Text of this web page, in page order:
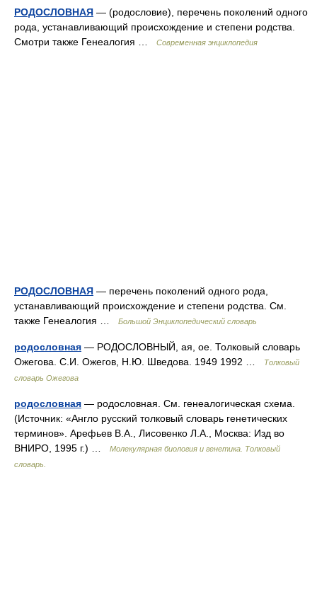
РОДОСЛОВНАЯ — (родословие), перечень поколений одного
рода, устанавливающий происхождение и степени родства.
Смотри также Генеалогия …
Современная энциклопедия
РОДОСЛОВНАЯ — перечень поколений одного рода,
устанавливающий происхождение и степени родства. См.
также Генеалогия …
Большой Энциклопедический словарь
родословная — РОДОСЛОВНЫЙ, ая, ое. Толковый словарь
Ожегова. С.И. Ожегов, Н.Ю. Шведова. 1949 1992 …
Толковый
словарь Ожегова
родословная — родословная. См. генеалогическая схема.
(Источник: «Англо русский толковый словарь генетических
терминов». Арефьев В.А., Лисовенко Л.А., Москва: Изд во
ВНИРО, 1995 г.) …
Молекулярная биология и генетика. Толковый
словарь.